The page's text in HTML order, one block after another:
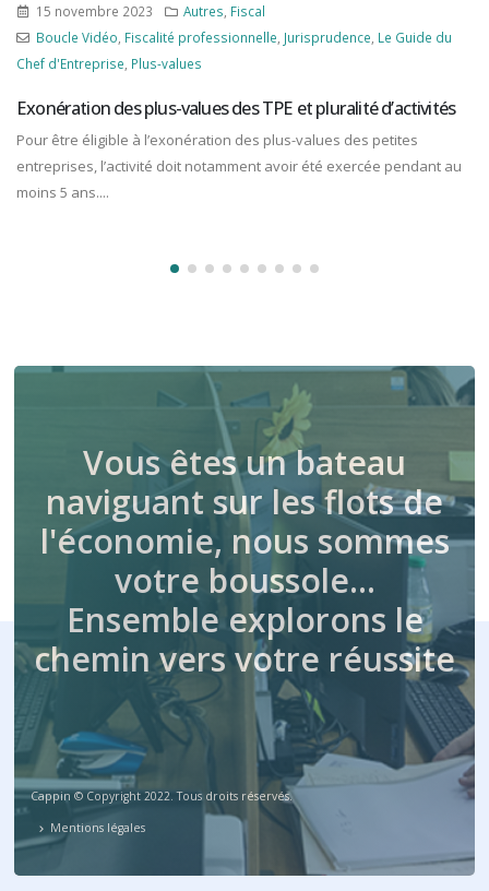
15 janvier 2024
Fiscal
Avantages fiscaux,Boucle Vidéo,Droit d'enregistrement, Fiscalité
personnelle,Fiscalité professionnelle
Coups de pouce à la transmission d’entreprise
Outre une clarification des activités commerciales éligibles au pacte
Dutreil, la loi de finances pour 2024 encourage la reprise d’une
entreprise...
Vous êtes un bateau
naviguant sur les flots de
l'économie, nous sommes
votre boussole…
Ensemble explorons le
chemin vers votre réussite
Cappin © Copyright 2022. Tous droits réservés.
Mentions légales